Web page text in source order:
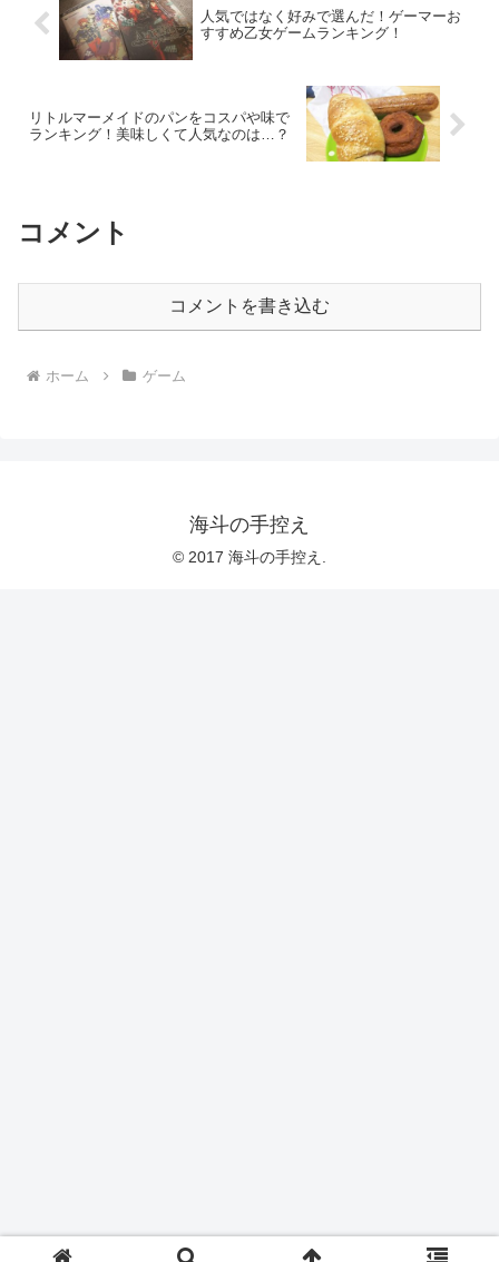
人気ではなく好みで選んだ！ゲーマーお
すすめ乙女ゲームランキング！
リトルマーメイドのパンをコスパや味で
ランキング！美味しくて人気なのは…？
コメント
コメントを書き込む
ホーム ゲーム
海斗の手控え
© 2017 海斗の手控え.